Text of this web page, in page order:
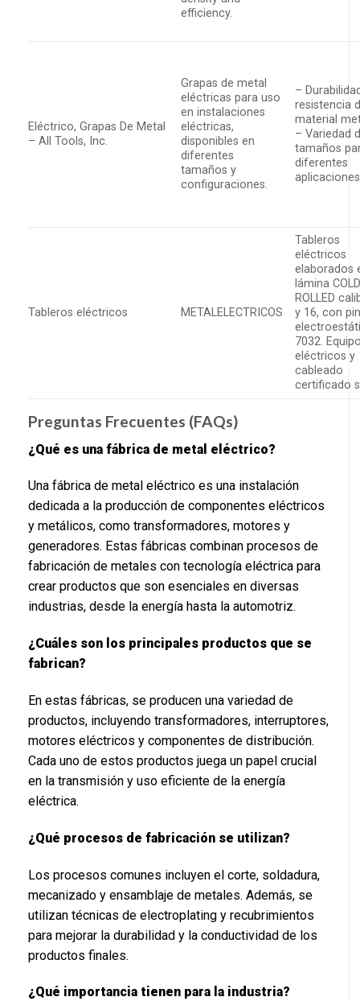
efficiency.
Eléctrico, Grapas De Metal
– All Tools, Inc.
Grapas de metal
eléctricas para uso
en instalaciones
eléctricas,
disponibles en
diferentes
tamaños y
configuraciones.
–
resistencia
material
– Variedad
tamaños
diferentes
Tableros eléctricos METALELECTRICOS
Tableros
eléctricos
elaborados
lámina
ROLLED
y 16, con
7032.
eléctricos y
cableado
certificado
Preguntas Frecuentes (FAQs)
¿Qué es una fábrica de metal eléctrico?
Una fábrica de metal eléctrico es una instalación
dedicada a la producción de componentes eléctricos
y metálicos, como transformadores, motores y
generadores. Estas fábricas combinan procesos de
fabricación de metales con tecnología eléctrica para
crear productos que son esenciales en diversas
industrias, desde la energía hasta la automotriz.
¿Cuáles son los principales productos que se
fabrican?
En estas fábricas, se producen una variedad de
productos, incluyendo transformadores, interruptores,
motores eléctricos y componentes de distribución.
Cada uno de estos productos juega un papel crucial
en la transmisión y uso eficiente de la energía
eléctrica.
¿Qué procesos de fabricación se utilizan?
Los procesos comunes incluyen el corte, soldadura,
mecanizado y ensamblaje de metales. Además, se
utilizan técnicas de electroplating y recubrimientos
para mejorar la durabilidad y la conductividad de los
productos finales.
¿Qué importancia tienen para la industria?